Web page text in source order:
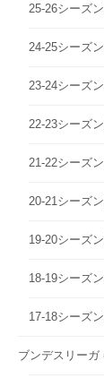
25-26シーズ
24-25シーズ
23-24シーズ
22-23シーズ
21-22シーズ
20-21シーズ
19-20シーズ
18-19シーズ
17-18シーズ
ブンデスリーガ